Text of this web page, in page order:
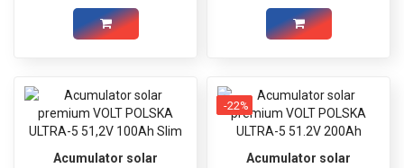
Acumulator solar
-22%
Acumulator solar